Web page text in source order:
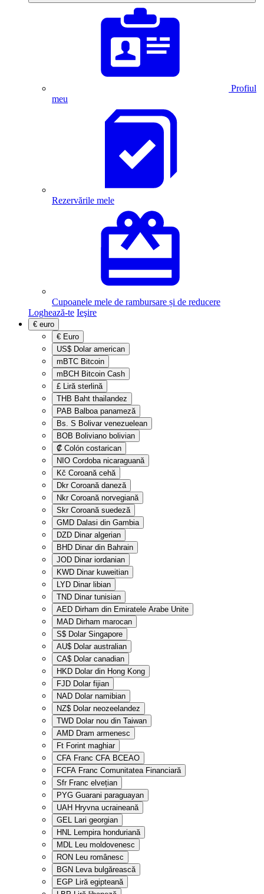
Profiul
meu
Rezervările mele
Cupoanele mele de rambursare și de reducere
Loghează-te Ieşire
€ euro
€ Euro
US$ Dolar american
mBTC Bitcoin
mBCH Bitcoin Cash
£ Liră sterlină
THB Baht thailandez
PAB Balboa panameză
Bs. S Bolivar venezuelean
BOB Boliviano bolivian
₡ Colón costarican
NIO Cordoba nicaraguană
Kč Coroană cehă
Dkr Coroană daneză
Nkr Coroană norvegiană
Skr Coroană suedeză
GMD Dalasi din Gambia
DZD Dinar algerian
BHD Dinar din Bahrain
JOD Dinar iordanian
KWD Dinar kuweitian
LYD Dinar libian
TND Dinar tunisian
AED Dirham din Emiratele Arabe Unite
MAD Dirham marocan
S$ Dolar Singapore
AU$ Dolar australian
CA$ Dolar canadian
HKD Dolar din Hong Kong
FJD Dolar fijian
NAD Dolar namibian
NZ$ Dolar neozeelandez
TWD Dolar nou din Taiwan
AMD Dram armenesc
Ft Forint maghiar
CFA Franc CFA BCEAO
FCFA Franc Comunitatea Financiară
Sfr Franc elvețian
PYG Guarani paraguayan
UAH Hryvna ucraineană
GEL Lari georgian
HNL Lempira honduriană
MDL Leu moldovenesc
RON Leu românesc
BGN Leva bulgărească
EGP Liră egipteană